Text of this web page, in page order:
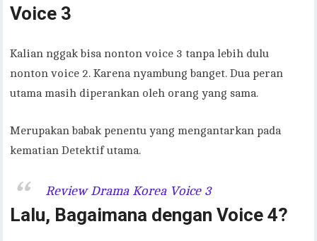
Voice 3
Kalian nggak bisa nonton voice 3 tanpa lebih dulu
nonton voice 2. Karena nyambung banget. Dua peran
utama masih diperankan oleh orang yang sama.
Merupakan babak penentu yang mengantarkan pada
kematian Detektif utama.
Review Drama Korea Voice 3
Lalu, Bagaimana dengan Voice 4?